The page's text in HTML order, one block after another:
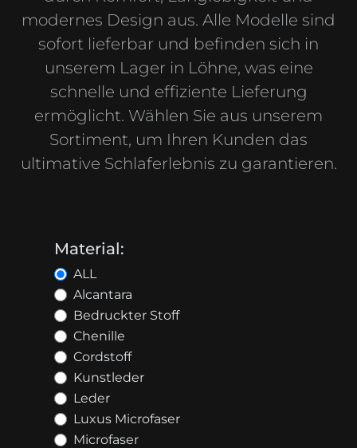
modernes Design aus. Alle Modelle sind
sofort lieferbar und befinden sich in
unserem Lager in Löhne, was eine
schnelle und effiziente Lieferung
ermöglicht. Wählen Sie aus unserem
Sortiment, um Ihren Kunden das
ultimative Schlaferlebnis zu garantieren.
Material:
ALL
Alcantara
Bedruckter Stoff
Chenille
Cordstoff
Kunstleder
Leder
Luxus Microfaser
Microfaser